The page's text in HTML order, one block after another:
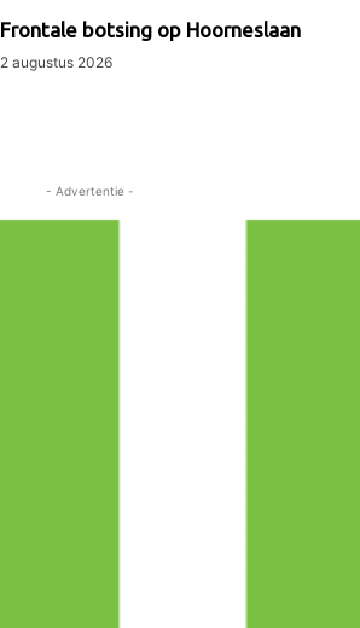
Frontale botsing op Hoorneslaan
2 augustus 2026
- Advertentie -